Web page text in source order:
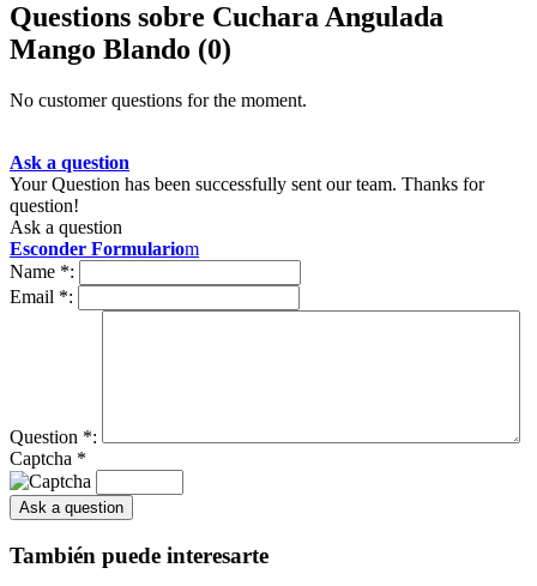
Questions sobre Cuchara Angulada
Mango Blando (0)
No customer questions for the moment.
Ask a question
Your Question has been successfully sent our team. Thanks for
question!
Ask a question
Esconder Formulariom
Name *:
Email *:
Question *:
Captcha *
También puede interesarte